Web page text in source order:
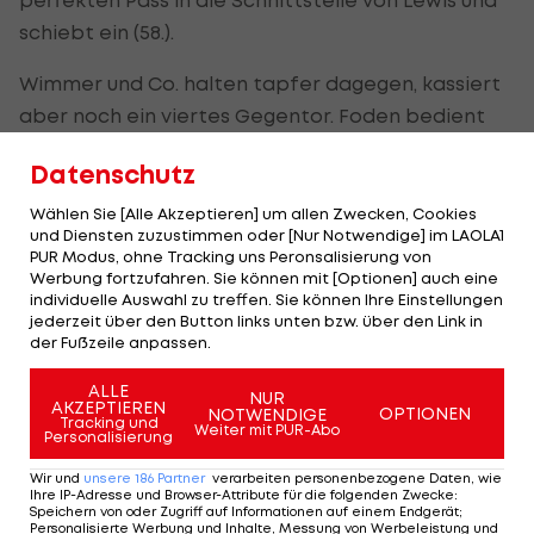
schiebt ein (58.).
Wimmer und Co. halten tapfer dagegen, kassiert
aber noch ein viertes Gegentor. Foden bedient
Heber, der Joker schließt wuchtig ins rechte Eck
ab (74.).
Manchester Cityholt nach dem 0:0 gegen
Mailandden ersten Sieg in der Ligaphase, steht
mit vier Punkten an vierter Stelle. Für Slovan setzt
Klatsche.
Glücklicher Punkt für Sporting
Sporting Lissabonerkämpft bei der PSV
Datenschutz
Wählen Sie [Alle Akzeptieren] um allen Zwecken, Cookies
und Diensten zuzustimmen oder [Nur Notwendige] im LAOLA1
PUR Modus, ohne Tracking uns Peronsalisierung von
Werbung fortzufahren. Sie können mit [Optionen] auch eine
individuelle Auswahl zu treffen. Sie können Ihre Einstellungen
jederzeit über den Button links unten bzw. über den Link in
der Fußzeile anpassen.
ALLE
AKZEPTIEREN
Tracking und
Personalisierung
NUR
NOTWENDIGE
Weiter mit PUR-Abo
OPTIONEN
Wir und unsere 186 Partner verarbeiten personenbezogene Daten, wie
Ihre IP-Adresse und Browser-Attribute für die folgenden Zwecke:
Speichern von oder Zugriff auf Informationen auf einem Endgerät;
Personalisierte Werbung und Inhalte, Messung von Werbeleistung und